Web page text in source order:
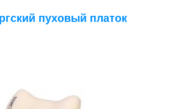
пуховый платок